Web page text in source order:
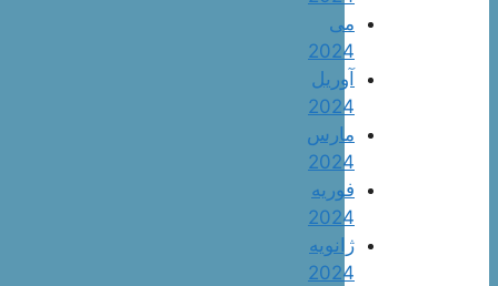
می
2024
آوریل
2024
مارس
2024
فوریه
2024
ژانویه
2024